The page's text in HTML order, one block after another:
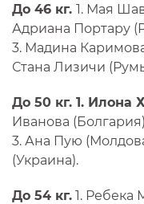
До 46 кг. 1. Мая
Адриана Портару
3. Мадина
Стана Лизичи
До 50 кг. 1. Илона
Иванова
3. Ана Пую
(Украина).
До 54 кг. 1. Ребека